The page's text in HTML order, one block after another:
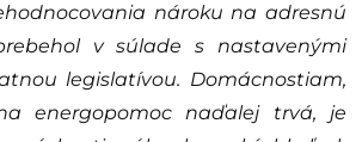
nároku na adresnú
v súlade s nastavenými
legislatívou. Domácnostiam,
energopomoc naďalej trvá, je